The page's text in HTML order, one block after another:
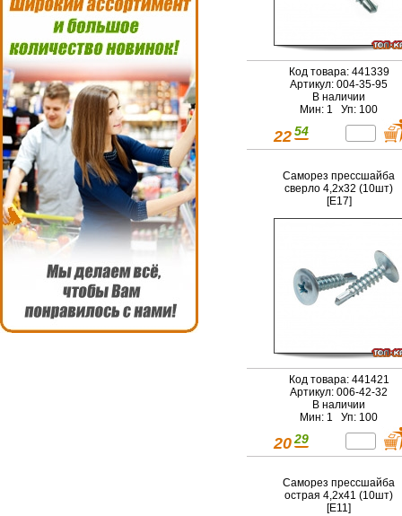
Код товара: 441339
Артикул: 004-35-95
В наличии
Мин: 1 Уп: 100
22 54
Саморез прессшайба
сверло 4,2х32 (10шт)
[E17]
Код товара: 441421
Артикул: 006-42-32
В наличии
Мин: 1 Уп: 100
20 29
Саморез прессшайба
острая 4,2х41 (10шт)
[E11]